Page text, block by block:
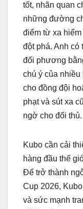
tốt, nhãn quan
những đường
điểm từ xa
đột phá. Anh có
đối phương
chú ý của nhiều
cho đồng đội
phạt và sút xa
ngờ cho đối thủ.
Kubo cần cải
hàng đầu thế
Để trở thành
Cup 2026,
và sức mạnh